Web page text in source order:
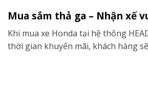
Mua sắm thả ga – Nhận xế
Khi mua xe Honda tại hệ thống
thời gian khuyến mãi, khách hàng